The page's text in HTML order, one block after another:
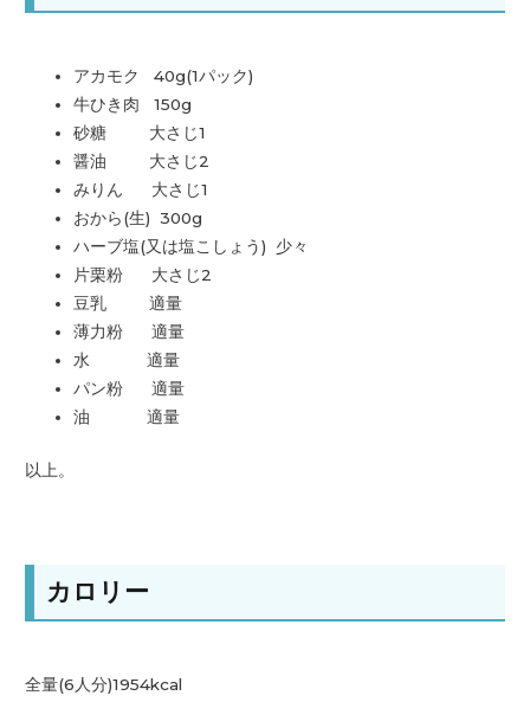
アカモク 40g(1パック)
牛ひき肉 150g
砂糖 大さじ1
醤油 大さじ2
みりん 大さじ1
おから(生) 300g
ハーブ塩(又は塩こしょう) 少々
片栗粉 大さじ2
豆乳 適量
薄力粉 適量
水 適量
パン粉 適量
油 適量
以上。
カロリー
全量(6人分)1954kcal